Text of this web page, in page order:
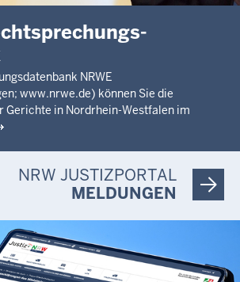
NRWE
www.nrwe.de) können Sie die
Gerichte in Nordrhein-Westfalen im
NRW JUSTIZPORTAL
MELDUNGEN